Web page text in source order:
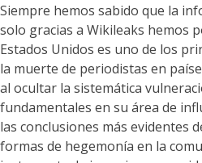
Siempre hemos sabido que la
solo gracias a Wikileaks hemos
Estados Unidos es uno de los
la muerte de periodistas en
al ocultar la sistemática
fundamentales en su área de
las conclusiones más evidentes
formas de hegemonía en la